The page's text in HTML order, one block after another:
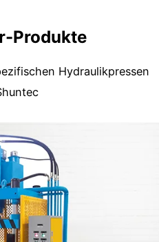
Produkte
Hydraulikpressen